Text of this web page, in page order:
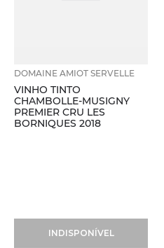
DOMAINE AMIOT SERVELLE
VINHO TINTO
CHAMBOLLE-MUSIGNY
PREMIER CRU LES
BORNIQUES 2018
INDISPONÍVEL